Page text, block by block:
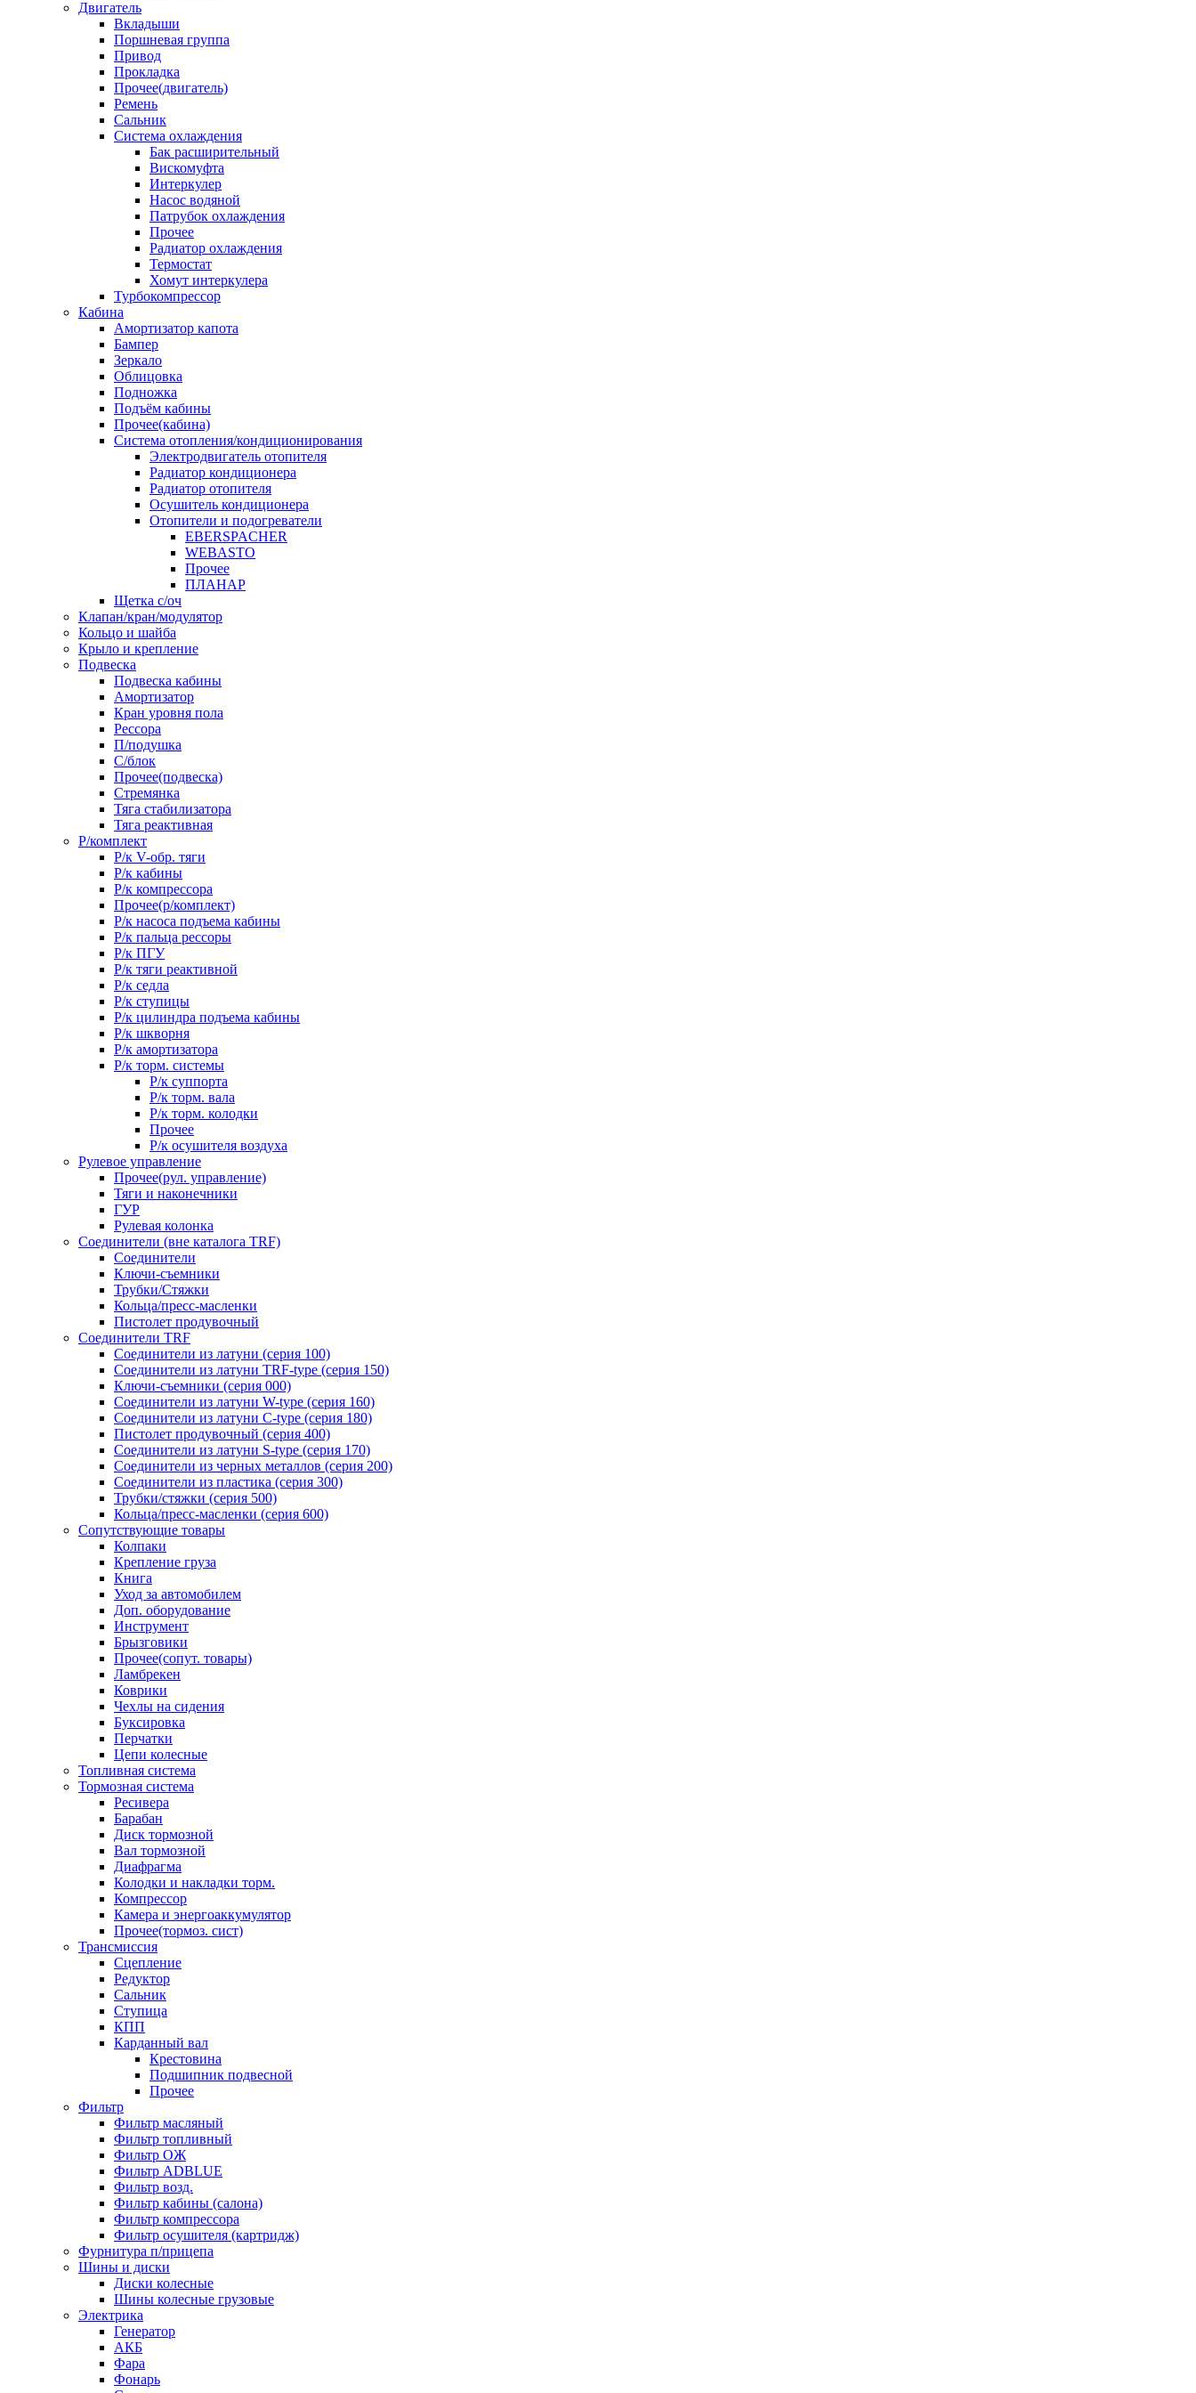
Двигатель
Вкладыши
Поршневая группа
Привод
Прокладка
Прочее(двигатель)
Ремень
Сальник
Система охлаждения
Бак расширительный
Вискомуфта
Интеркулер
Насос водяной
Патрубок охлаждения
Прочее
Радиатор охлаждения
Термостат
Хомут интеркулера
Турбокомпрессор
Кабина
Амортизатор капота
Бампер
Зеркало
Облицовка
Подножка
Подъём кабины
Прочее(кабина)
Система отопления/кондиционирования
Электродвигатель отопителя
Радиатор кондиционера
Радиатор отопителя
Осушитель кондиционера
Отопители и подогреватели
EBERSPACHER
WEBASTO
Прочее
ПЛАНАР
Щетка с/оч
Клапан/кран/модулятор
Кольцо и шайба
Крыло и крепление
Подвеска
Подвеска кабины
Амортизатор
Кран уровня пола
Рессора
П/подушка
С/блок
Прочее(подвеска)
Стремянка
Тяга стабилизатора
Тяга реактивная
Р/комплект
Р/к V-обр. тяги
Р/к кабины
Р/к компрессора
Прочее(р/комплект)
Р/к насоса подъема кабины
Р/к пальца рессоры
Р/к ПГУ
Р/к тяги реактивной
Р/к седла
Р/к ступицы
Р/к цилиндра подъема кабины
Р/к шкворня
Р/к амортизатора
Р/к торм. системы
Р/к суппорта
Р/к торм. вала
Р/к торм. колодки
Прочее
Р/к осушителя воздуха
Рулевое управление
Прочее(рул. управление)
Тяги и наконечники
ГУР
Рулевая колонка
Соединители (вне каталога TRF)
Соединители
Ключи-cъемники
Трубки/Стяжки
Кольца/пресс-масленки
Пистолет продувочный
Соединители TRF
Соединители из латуни (серия 100)
Соединители из латуни TRF-type (серия 150)
Ключи-съемники (серия 000)
Соединители из латуни W-type (серия 160)
Соединители из латуни С-type (серия 180)
Пистолет продувочный (серия 400)
Соединители из латуни S-type (серия 170)
Соединители из черных металлов (серия 200)
Соединители из пластика (серия 300)
Трубки/стяжки (серия 500)
Кольца/пресс-масленки (серия 600)
Сопутствующие товары
Колпаки
Крепление груза
Книга
Уход за автомобилем
Доп. оборудование
Инструмент
Брызговики
Прочее(сопут. товары)
Ламбрекен
Коврики
Чехлы на сидения
Буксировка
Перчатки
Цепи колесные
Топливная система
Тормозная система
Ресивера
Барабан
Диск тормозной
Вал тормозной
Диафрагма
Колодки и накладки торм.
Компрессор
Камера и энергоаккумулятор
Прочее(тормоз. сист)
Трансмиссия
Сцепление
Редуктор
Сальник
Ступица
КПП
Карданный вал
Крестовина
Подшипник подвесной
Прочее
Фильтр
Фильтр масляный
Фильтр топливный
Фильтр ОЖ
Фильтр ADBLUE
Фильтр возд.
Фильтр кабины (салона)
Фильтр компрессора
Фильтр осушителя (картридж)
Фурнитура п/прицепа
Шины и диски
Диски колесные
Шины колесные грузовые
Электрика
Генератор
АКБ
Фара
Фонарь